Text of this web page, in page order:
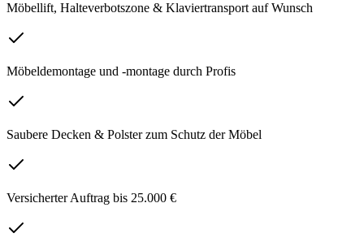
Möbellift, Halteverbotszone & Klaviertransport auf Wunsch
Möbeldemontage und -montage durch Profis
Saubere Decken & Polster zum Schutz der Möbel
Versicherter Auftrag bis 25.000 €